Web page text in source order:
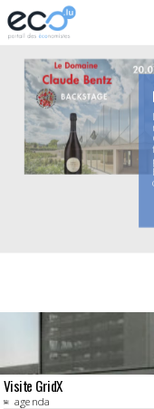
Visite GridX
agenda